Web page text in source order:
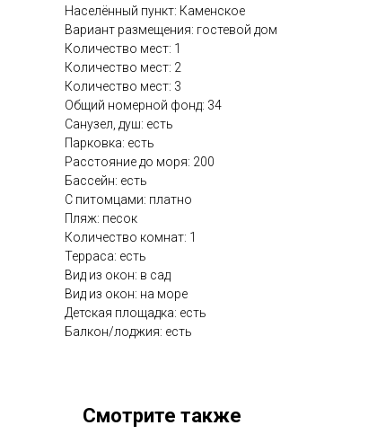
Населённый пункт: Каменское
Вариант размещения: гостевой дом
Количество мест: 1
Количество мест: 2
Количество мест: 3
Общий номерной фонд: 34
Санузел, душ: есть
Парковка: есть
Расстояние до моря: 200
Бассейн: есть
С питомцами: платно
Пляж: песок
Количество комнат: 1
Терраса: есть
Вид из окон: в сад
Вид из окон: на море
Детская площадка: есть
Балкон/лоджия: есть
Смотрите также